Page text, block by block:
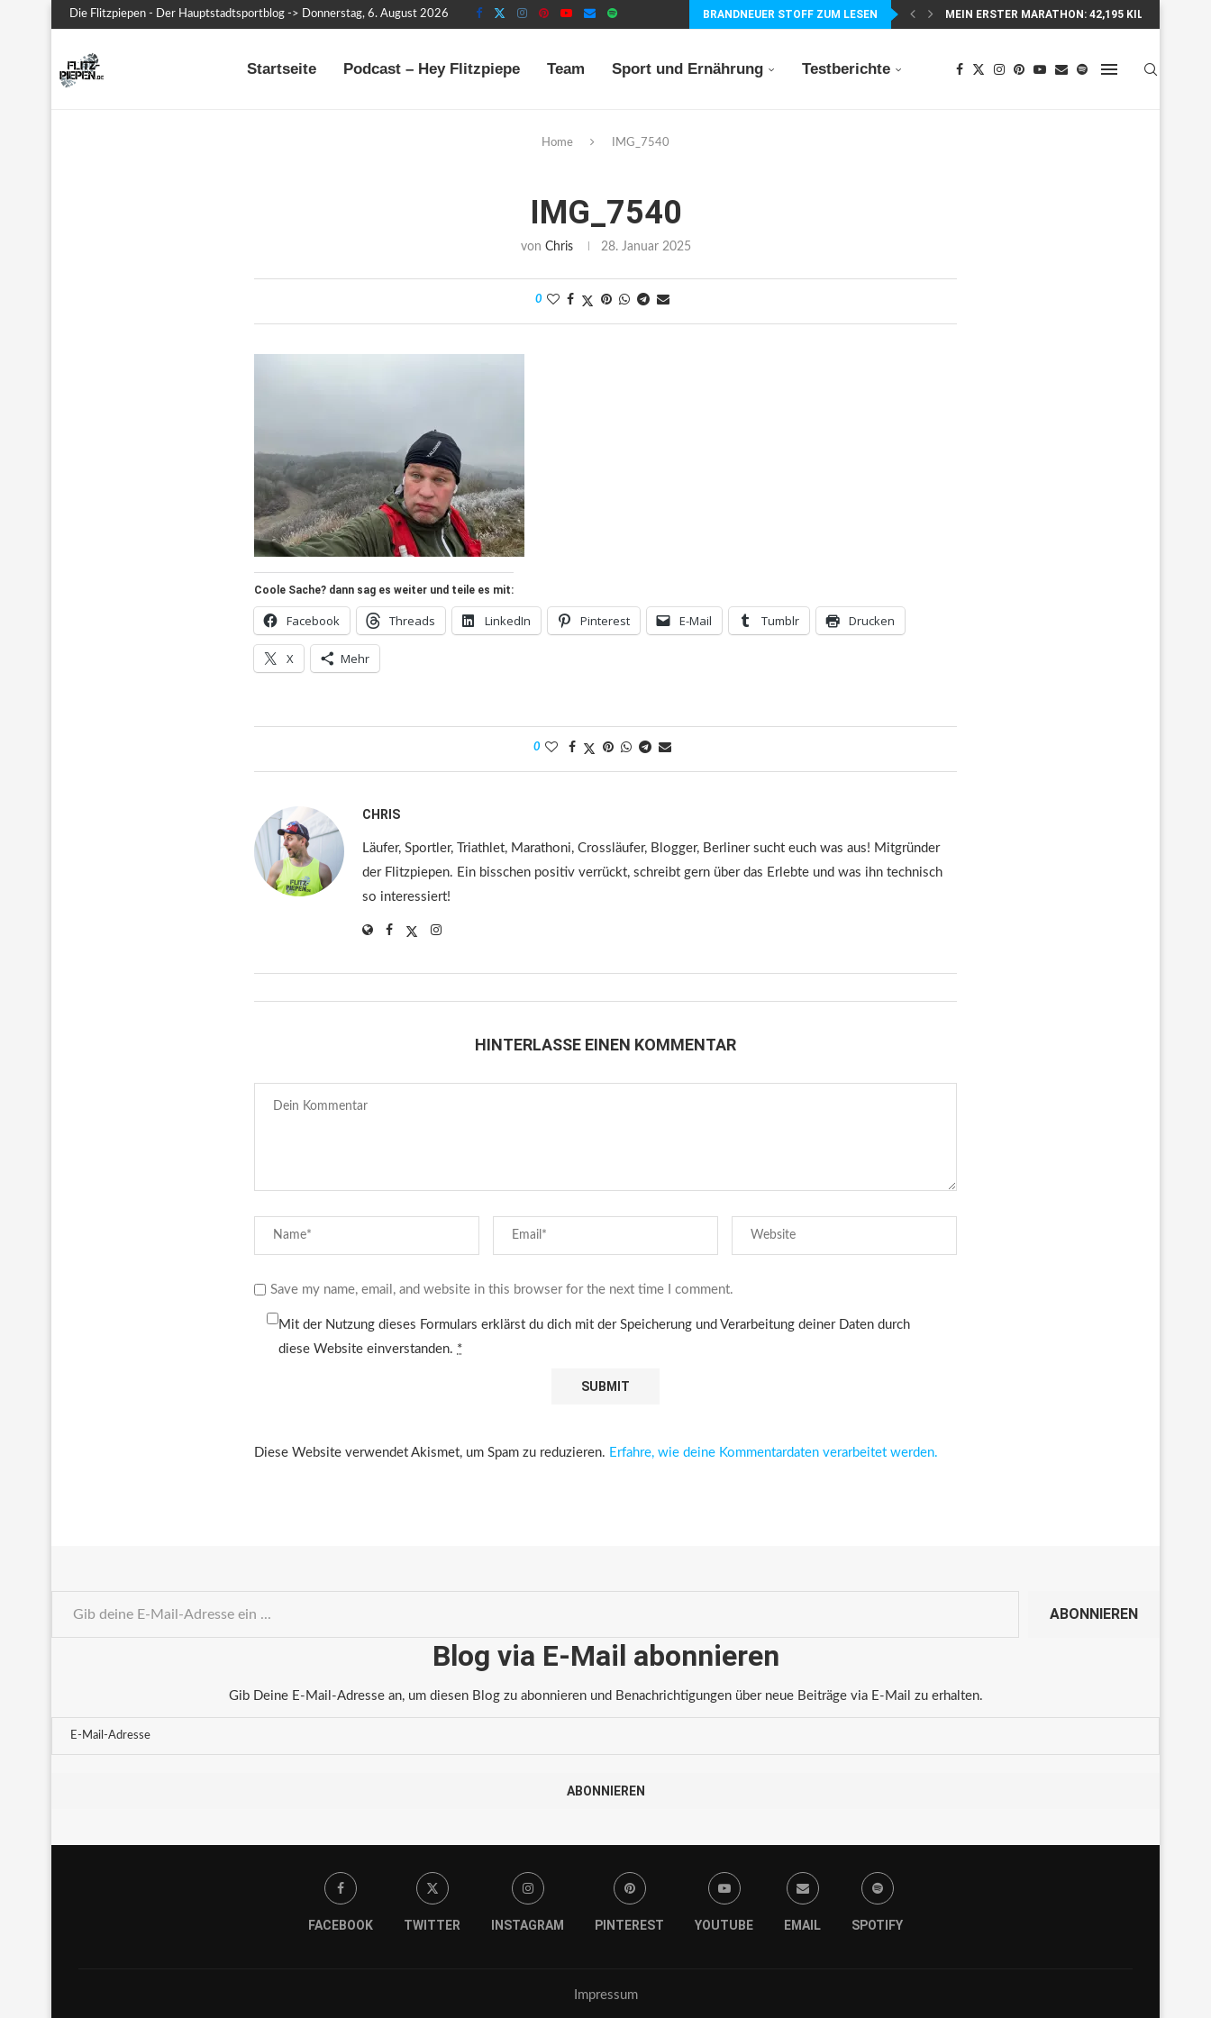
Die Flitzpiepen - Der Hauptstadtsportblog -> Donnerstag, 6. August 2026 BRANDNEUER STOFF ZUM LESEN MEIN ERSTER MARATHON: 42,195 KILOMETER
Startseite Podcast – Hey Flitzpiepe Team Sport und Ernährung Testberichte
Home IMG_7540
IMG_7540
von Chris 28. Januar 2025
0
Coole Sache? dann sag es weiter und teile es mit:
Facebook Threads LinkedIn Pinterest E-Mail Tumblr Drucken
X Mehr
0
CHRIS
Läufer, Sportler, Triathlet, Marathoni, Crossläufer, Blogger, Berliner sucht euch was aus! Mitgründer
der Flitzpiepen. Ein bisschen positiv verrückt, schreibt gern über das Erlebte und was ihn technisch
so interessiert!
HINTERLASSE EINEN KOMMENTAR
Save my name, email, and website in this browser for the next time I comment.
Mit der Nutzung dieses Formulars erklärst du dich mit der Speicherung und Verarbeitung deiner Daten durch
diese Website einverstanden. *
Diese Website verwendet Akismet, um Spam zu reduzieren. Erfahre, wie deine Kommentardaten verarbeitet werden.
ABONNIEREN
Blog via E-Mail abonnieren
Gib Deine E-Mail-Adresse an, um diesen Blog zu abonnieren und Benachrichtigungen über neue Beiträge via E-Mail zu erhalten.
ABONNIEREN
FACEBOOK TWITTER INSTAGRAM PINTEREST YOUTUBE EMAIL SPOTIFY
Impressum